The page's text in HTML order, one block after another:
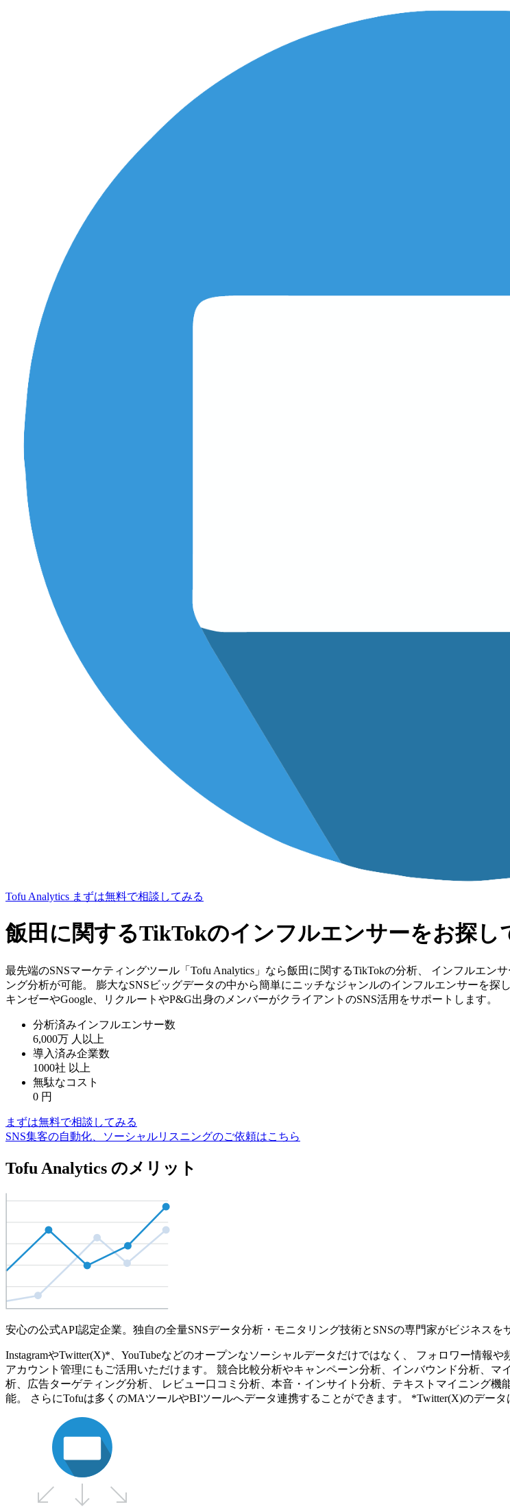
Tofu Analytics まずは無料で相談してみる
飯田に関するTikTokのインフルエンサーをお探し
最先端のSNSマーケティングツール「Tofu Analytics」なら飯田に関するTikTokの分析、 インフルエ
ング分析が可能。 膨大なSNSビッグデータの中から簡単にニッチなジャンルのインフルエンサーを
キンゼーやGoogle、リクルートやP&G出身のメンバーがクライアントのSNS活用をサポートします。
分析済みインフルエンサー数
6,000万 人以上
導入済み企業数
1000社 以上
無駄なコスト
0 円
まずは無料で相談してみる
SNS集客の自動化、ソーシャルリスニングのご依頼はこちら
Tofu Analytics のメリット
安心の公式API認定企業。独自の全量SNSデータ分析・モニタリング技術とSNSの専門家がビジネスを
InstagramやTwitter(X)*、YouTubeなどのオープンなソーシャルデータだけではなく、 フォロワー情報
アカウント管理にもご活用いただけます。 競合比較分析やキャンペーン分析、インバウンド分析、
析、広告ターゲティング分析、 レビュー口コミ分析、本音・インサイト分析、テキストマイニング
能。 さらにTofuは多くのMAツールやBIツールへデータ連携することができます。 *Twitter(X)のデータ